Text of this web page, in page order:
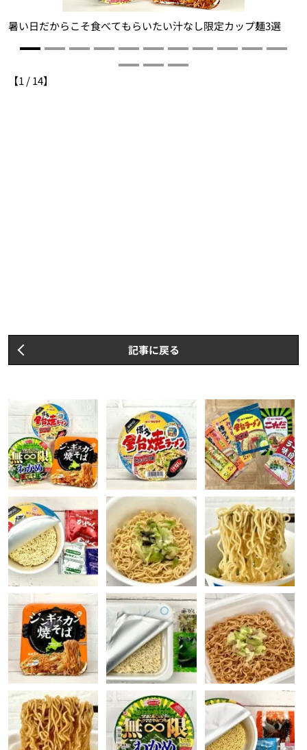
暑い日だからこそ食べてもらいたい汁なし限定カップ麺3選
【1 /14】
記事に戻る